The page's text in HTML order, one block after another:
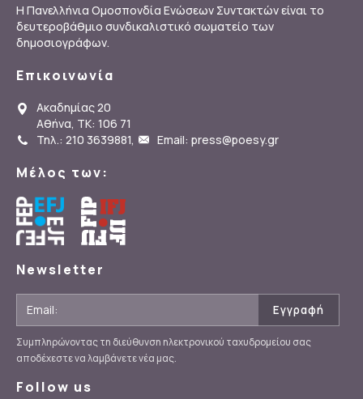
Η Πανελλήνια Ομοσπονδία Ενώσεων Συντακτών είναι το
δευτεροβάθμιο συνδικαλιστικό σωματείο των
δημοσιογράφων.
Επικοινωνία
Ακαδημίας 20
Αθήνα, ΤΚ: 106 71
Τηλ.: 210 3639881, Email: press@poesy.gr
Μέλος των:
Newsletter
Συμπληρώνοντας τη διεύθυνση ηλεκτρονικού ταχυδρομείου σας
αποδέχεστε να λαμβάνετε νέα μας.
Follow us